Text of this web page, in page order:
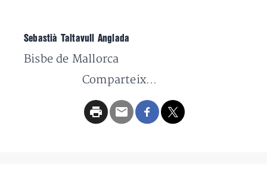
Sebastià Taltavull Anglada
Bisbe de Mallorca
Comparteix...